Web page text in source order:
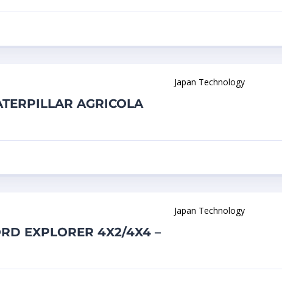
AGRICOLA
Japan Technology
EXPLORER 4X2/4X4 –
Japan Technology